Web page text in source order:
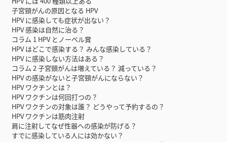
子宮頸がんの原因となる HPV
HPV に感染しても症状が出ない？
HPV 感染は自然に治る？
コラム 1 HPV とノーベル賞
HPV はどこで感染する？ みんな感染している？
HPV に感染しない方法はある？
コラム 2 子宮頸がんは増えている？ 減っている？
HPV の感染がないと子宮頸がんにならない？
HPV ワクチンとは？
HPV ワクチンは何回打つの？
HPV ワクチンの対象は誰？ どうやって予約するの？
HPV ワクチンは筋肉注射
肩に注射してなぜ性器への感染が防げる？
すでに感染している人には効かない？